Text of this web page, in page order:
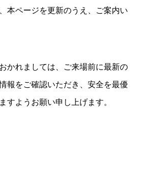
本ページを更新のうえ、ご案内い
かれましては、ご来場前に最新の
報をご確認いただき、安全を最優
すようお願い申し上げます。